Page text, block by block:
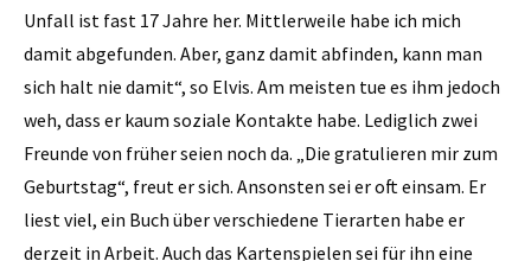
Unfall ist fast 17 Jahre her. Mittlerweile habe ich mich
damit abgefunden. Aber, ganz damit abfinden, kann man
sich halt nie damit“, so Elvis. Am meisten tue es ihm jedoch
weh, dass er kaum soziale Kontakte habe. Lediglich zwei
Freunde von früher seien noch da. „Die gratulieren mir zum
Geburtstag“, freut er sich. Ansonsten sei er oft einsam. Er
liest viel, ein Buch über verschiedene Tierarten habe er
derzeit in Arbeit. Auch das Kartenspielen sei für ihn eine